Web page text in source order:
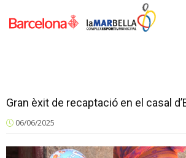
Gran èxit de recaptació en el casal
06/06/2025